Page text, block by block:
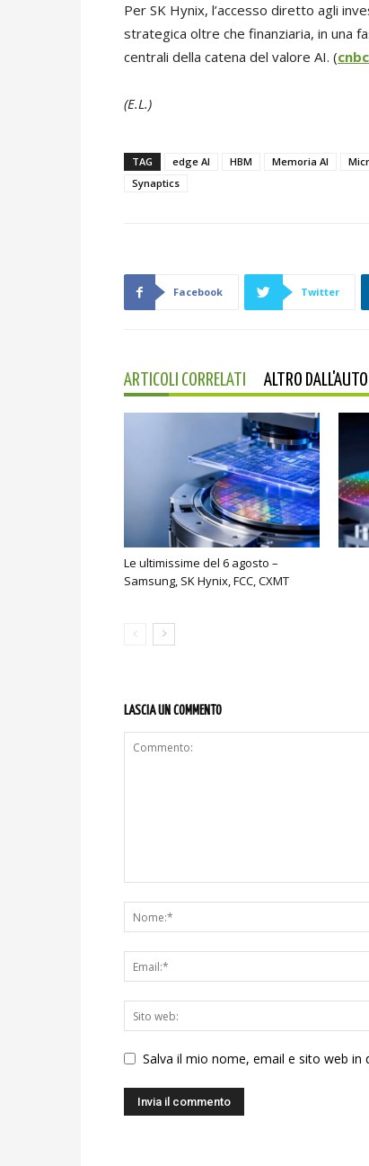
Per SK Hynix, l’accesso diretto agli
strategica oltre che finanziaria, in una
centrali della catena del valore AI. (cnbc
(E.L.)
TAG edge AI HBM Memoria AI
Synaptics
Facebook Twitter
ARTICOLI CORRELATI ALTRO
Le ultimissime del 6 agosto –
Samsung, SK Hynix, FCC, CXMT
LASCIA UN COMMENTO
Salva il mio nome, email e sito web